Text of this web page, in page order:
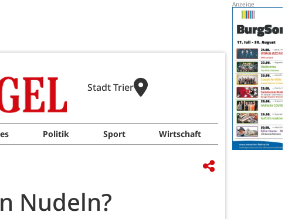
Stadt Trier
Politik Sport Wirtschaft
Nudeln?